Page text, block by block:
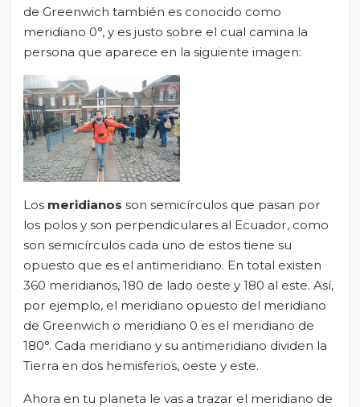
de Greenwich también es conocido como
meridiano 0°, y es justo sobre el cual camina la
persona que aparece en la siguiente imagen:
Los meridianos son semicírculos que pasan por
los polos y son perpendiculares al Ecuador, como
son semicírculos cada uno de estos tiene su
opuesto que es el antimeridiano. En total existen
360 meridianos, 180 de lado oeste y 180 al este. Así,
por ejemplo, el meridiano opuesto del meridiano
de Greenwich o meridiano 0 es el meridiano de
180°. Cada meridiano y su antimeridiano dividen la
Tierra en dos hemisferios, oeste y este.
Ahora en tu planeta le vas a trazar el meridiano de